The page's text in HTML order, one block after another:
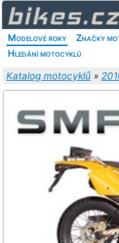
Modelové roky Značky
Hledání motocyklů
Katalog motocyklů »